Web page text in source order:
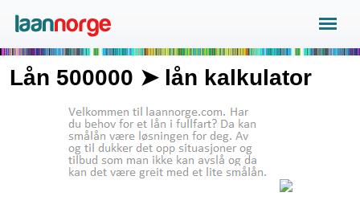
Lån 500000 ➤ lån kalkulator